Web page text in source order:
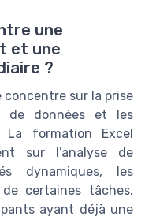
une
et une
?
sur la prise
de données et les
La formation Excel
sur l’analyse de
dynamiques, les
certaines tâches.
ayant déjà une